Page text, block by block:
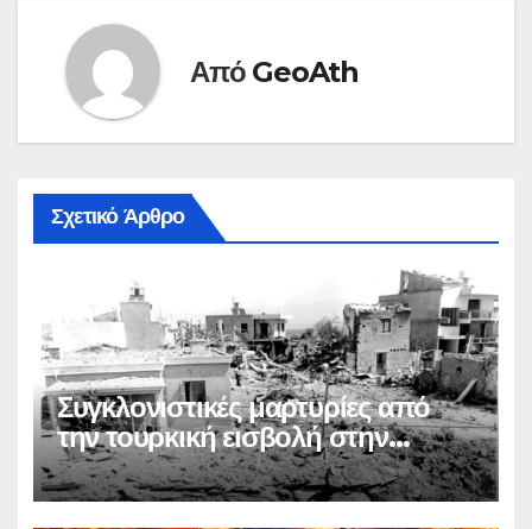
Από GeoAth
Σχετικό Άρθρο
Συγκλονιστικές μαρτυρίες από
την τουρκική εισβολή στην
Κύπρο